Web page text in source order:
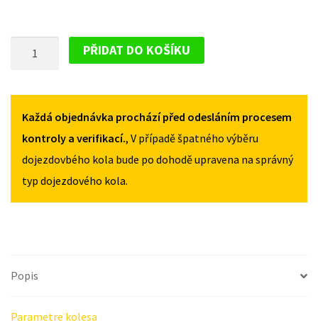
FORD
FIESTA
VAN
MNOŽSTVÍ
PŘIDAT DO KOŠÍKU
Každá objednávka prochází před odesláním procesem
kontroly a verifikací., V případě špatného výběru
dojezdovbého kola bude po dohodě upravena na správný
typ dojezdového kola.
Popis
Parametre kolesa